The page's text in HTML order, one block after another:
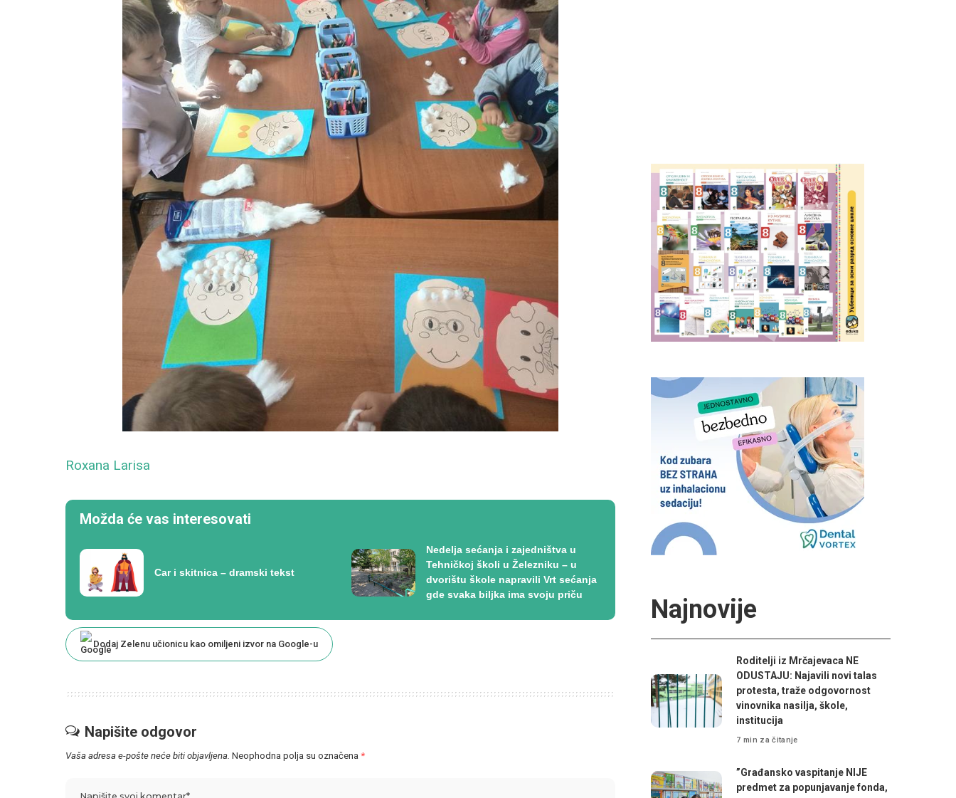
Roxana Larisa
Možda će vas interesovati
Car i skitnica – dramski tekst
Nedelja sećanja i zajedništva u
Tehničkoj školi u Železniku – u
dvorištu škole napravili Vrt sećanja
gde svaka biljka ima svoju priču
Dodaj Zelenu učionicu kao omiljeni izvor na Google-u
Napišite odgovor
Vaša adresa e-pošte neće biti objavljena. Neophodna polja su označena *
Najnovije
Roditelji iz Mrčajevaca NE
ODUSTAJU: Najavili novi talas
protesta, traže odgovornost
vinovnika nasilja, škole,
institucija
7 min za čitanje
”Građansko vaspitanje NIJE
predmet za popunjavanje fonda,